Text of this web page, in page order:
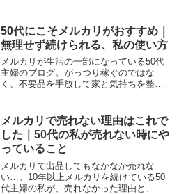
50代にこそメルカリがおすすめ｜
無理せず続けられる、私の使い方
メルカリが生活の一部になっている50代
主婦のブログ。がっつり稼ぐのではな
く、不要品を手放して家と気持ちを整え
メルカリで売れない理由はこれで
した｜50代の私が売れない時にや
っていること
メルカリで出品してもなかなか売れな
い…。10年以上メルカリを続けている50
代主婦の私が、売れなかった理由と、売